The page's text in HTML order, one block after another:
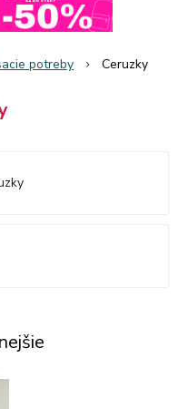
potreby Ceruzky